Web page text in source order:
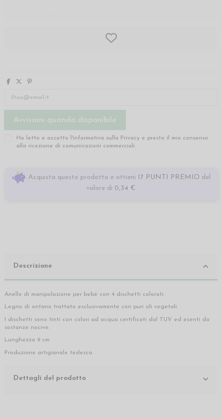
Ho letto e accetto l'informativa sulla Privacy e presto il mio consenso
alla ricezione di comunicazioni commerciali.
Acquista questo prodotto e ottieni 17 PUNTI PREMIO del
valore di 0,34 €
Descrizione
Anello di manipolazione per bebè con 4 dischetti colorati.
Legno di ontano trattato esclusivamente con puri oli vegetali.
I dischetti sono tinti con colori ad acqua certificati dal TUV ed esenti da
sostanze nocive.
Lunghezza 9 cm.
Produzione artigianale tedesca.
Dettagli del prodotto